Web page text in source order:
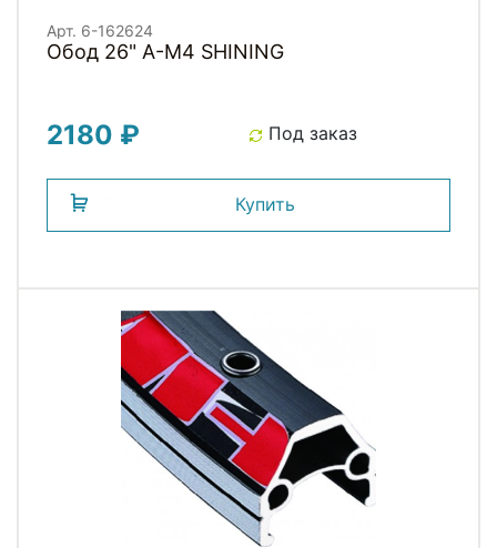
Арт. 6-162624
Обод 26" A-M4 SHINING
2180 ₽ Под заказ
Купить